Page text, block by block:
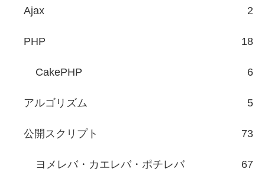
Ajax 2
PHP 18
CakePHP 6
アルゴリズム 5
公開スクリプト 73
ヨメレバ・カエレバ・ポチレバ 67